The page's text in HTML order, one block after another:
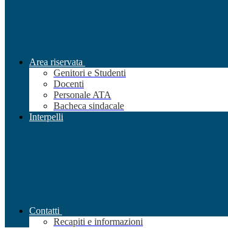
Area riservata
Genitori e Studenti
Docenti
Personale ATA
Bacheca sindacale
Interpelli
Contatti
Recapiti e informazioni